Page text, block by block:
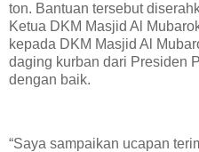
ton. Bantuan tersebut
Ketua DKM Masjid Al
kepada DKM Masjid Al
daging kurban dari Presiden
dengan baik.
“Saya sampaikan ucapan